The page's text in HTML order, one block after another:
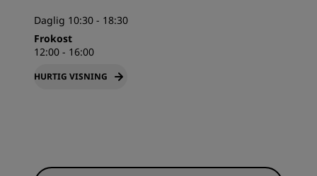
Daglig 10:30 - 18:30
Frokost
12:00 - 16:00
HURTIG VISNING